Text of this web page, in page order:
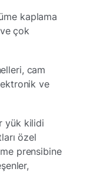
kaplama
çok
cam
ve
yük kilidi
özel
prensibine